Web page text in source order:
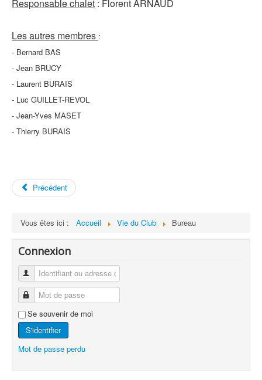
Nous Contacter
Responsable chalet : Florent ARNAUD
Les autres membres :
- Bernard BAS
- Jean BRUCY
- Laurent BURAIS
- Luc GUILLET-REVOL
- Jean-Yves MASET
- Thierry BURAIS
Précédent
Vous êtes ici : Accueil Vie du Club Bureau
Connexion
Se souvenir de moi
S'identifier
Mot de passe perdu